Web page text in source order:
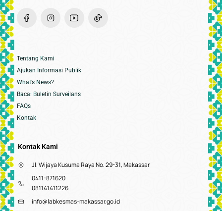
Tentang Kami
Ajukan Informasi Publik
What’s News?
Baca: Buletin Surveilans
FAQs
Kontak
Kontak Kami
Jl. Wijaya Kusuma Raya No. 29-31, Makassar
0411-871620
081141411226
info@labkesmas-makassar.go.id